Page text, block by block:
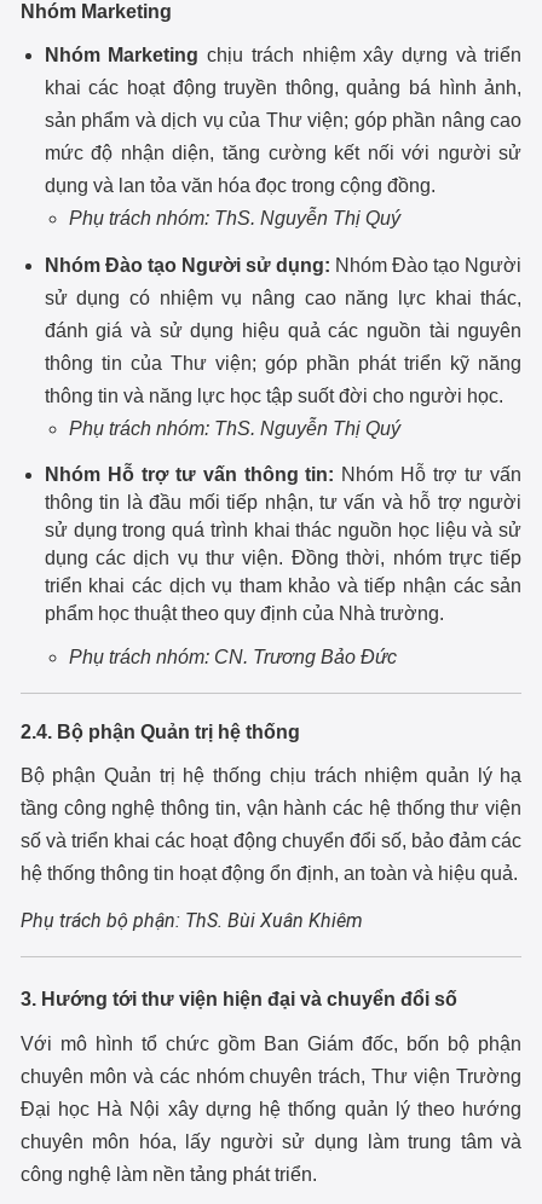
Nhóm Marketing
Nhóm Marketingchịu trách nhiệm xây dựng và triển
khai các hoạt động truyền thông, quảng bá hình ảnh,
sản phẩm và dịch vụ của Thư viện; góp phần nâng cao
mức độ nhận diện, tăng cường kết nối với người sử
dụng và lan tỏa văn hóa đọc trong cộng đồng.
Phụ trách nhóm: ThS. Nguyễn Thị Quý
Nhóm Đào tạo Người sử dụng: Nhóm Đào tạo Người
sử dụng có nhiệm vụ nâng cao năng lực khai thác,
đánh giá và sử dụng hiệu quả các nguồn tài nguyên
thông tin của Thư viện; góp phần phát triển kỹ năng
thông tin và năng lực học tập suốt đời cho người học.
Phụ trách nhóm: ThS. Nguyễn Thị Quý
Nhóm Hỗ trợ tư vấn thông tin: Nhóm Hỗ trợ tư vấn
thông tin là đầu mối tiếp nhận, tư vấn và hỗ trợ người
sử dụng trong quá trình khai thác nguồn học liệu và sử
dụng các dịch vụ thư viện. Đồng thời, nhóm trực tiếp
triển khai các dịch vụ tham khảo và tiếp nhận các sản
phẩm học thuật theo quy định của Nhà trường.
Phụ trách nhóm: CN. Trương Bảo Đức
2.4. Bộ phận Quản trị hệ thống
Bộ phận Quản trị hệ thống chịu trách nhiệm quản lý hạ
tầng công nghệ thông tin, vận hành các hệ thống thư viện
số và triển khai các hoạt động chuyển đổi số, bảo đảm các
hệ thống thông tin hoạt động ổn định, an toàn và hiệu quả.
Phụ trách bộ phận: ThS. Bùi Xuân Khiêm
3. Hướng tới thư viện hiện đại và chuyển đổi số
Với mô hình tổ chức gồm Ban Giám đốc, bốn bộ phận
chuyên môn và các nhóm chuyên trách, Thư viện Trường
Đại học Hà Nội xây dựng hệ thống quản lý theo hướng
chuyên môn hóa, lấy người sử dụng làm trung tâm và
công nghệ làm nền tảng phát triển.